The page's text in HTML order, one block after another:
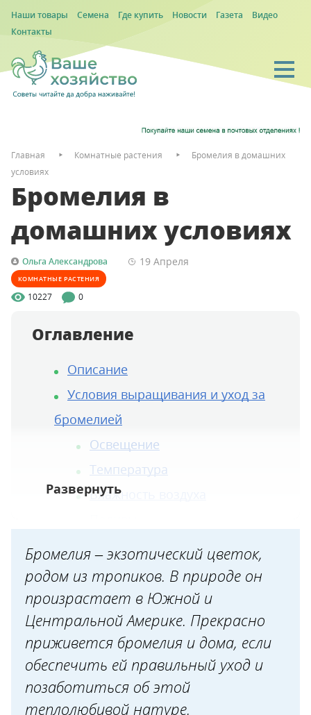
Наши товары Семена Где купить Новости Газета
Видео
Контакты
Главная Комнатные растения
Бромелия в домашних
условиях
Бромелия в
домашних условиях
Ольга Александрова 19 Апреля
КОМНАТНЫЕ РАСТЕНИЯ
10227 0
Оглавление
Описание
Условия выращивания и уход за
бромелией
Освещение
Температура
Влажность воздуха
Подкормка
Посадка и пересадка
Размножение
Болезни и вредители
Бромелия – экзотический цветок,
родом из тропиков. В природе он
произрастает в Южной и
Центральной Америке. Прекрасно
приживется бромелия и дома, если
обеспечить ей правильный уход и
позаботиться об этой
теплолюбивой натуре.